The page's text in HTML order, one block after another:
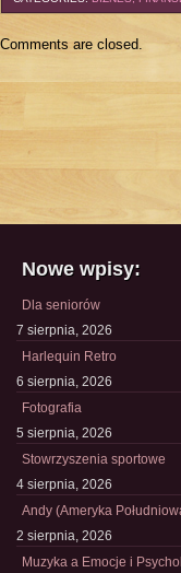
Comments are closed.
Nowe wpisy:
Dla seniorów
7 sierpnia, 2026
Harlequin Retro
6 sierpnia, 2026
Fotografia
5 sierpnia, 2026
Stowrzyszenia sportowe
4 sierpnia, 2026
Andy (Ameryka
2 sierpnia, 2026
Muzyka a Emocje i